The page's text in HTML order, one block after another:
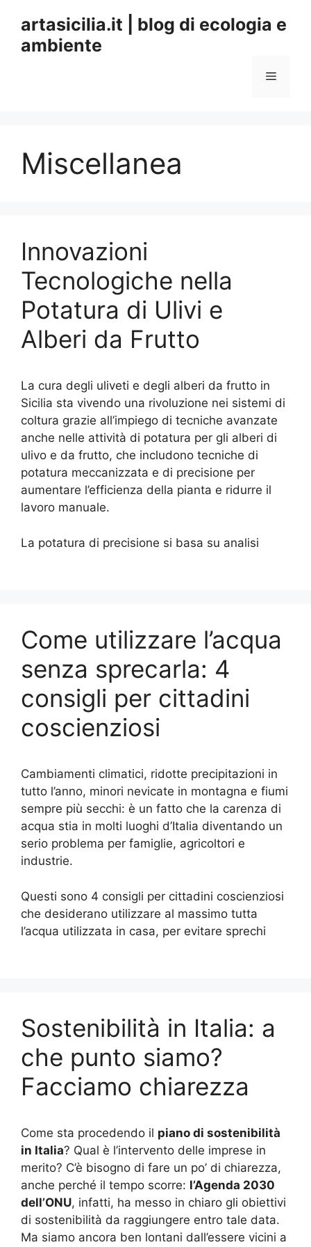
contenuto
artasicilia.it | blog di ecologia e
ambiente
Menu
Miscellanea
Innovazioni
Tecnologiche nella
Potatura di Ulivi e
Alberi da Frutto
La cura degli uliveti e degli alberi da frutto in
Sicilia sta vivendo una rivoluzione nei sistemi di
coltura grazie all’impiego di tecniche avanzate
anche nelle attività di potatura per gli alberi di
ulivo e da frutto, che includono tecniche di
potatura meccanizzata e di precisione per
aumentare l’efficienza della pianta e ridurre il
lavoro manuale.
La potatura di precisione si basa su analisi
Come utilizzare l’acqua
senza sprecarla: 4
consigli per cittadini
coscienziosi
Cambiamenti climatici, ridotte precipitazioni in
tutto l’anno, minori nevicate in montagna e fiumi
sempre più secchi: è un fatto che la carenza di
acqua stia in molti luoghi d’Italia diventando un
serio problema per famiglie, agricoltori e
industrie.
Questi sono 4 consigli per cittadini coscienziosi
che desiderano utilizzare al massimo tutta
l’acqua utilizzata in casa, per evitare sprechi
Sostenibilità in Italia: a
che punto siamo?
Facciamo chiarezza
Come sta procedendo il piano di sostenibilità
in Italia? Qual è l’intervento delle imprese in
merito? C’è bisogno di fare un po’ di chiarezza,
anche perché il tempo scorre: l’Agenda 2030
dell’ONU, infatti, ha messo in chiaro gli obiettivi
di sostenibilità da raggiungere entro tale data.
Ma siamo ancora ben lontani dall’essere vicini a